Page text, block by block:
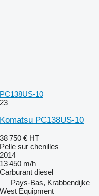
PC138US-10
23
Komatsu PC138US-10
38 750 € HT
Pelle sur chenilles
2014
13 450 m/h
Carburant diesel
Pays-Bas, Krabbendijke
West Equipment